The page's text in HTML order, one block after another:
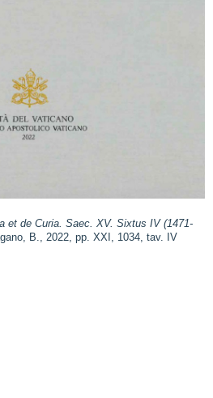
et de Curia. Saec. XV. Sixtus IV (1471-
B., 2022, pp. XXI, 1034, tav. IV